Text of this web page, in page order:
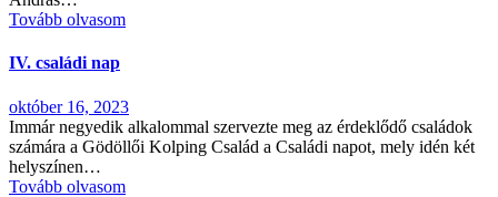
Tovább olvasom
IV. családi nap
október 16, 2023
Immár negyedik alkalommal szervezte meg az érdeklődő családok
számára a Gödöllői Kolping Család a Családi napot, mely idén két
helyszínen…
Tovább olvasom